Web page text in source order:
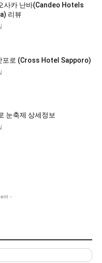
사카 난바(Candeo Hotels
리뷰
포로 (Cross Hotel Sapporo)
눈축제 상세정보
-